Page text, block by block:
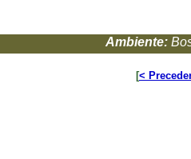
Ambiente:
[<